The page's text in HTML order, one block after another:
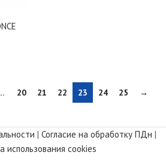
20 21 22 23 24 25 →
| Согласие на обработку ПДн |
использования cookies